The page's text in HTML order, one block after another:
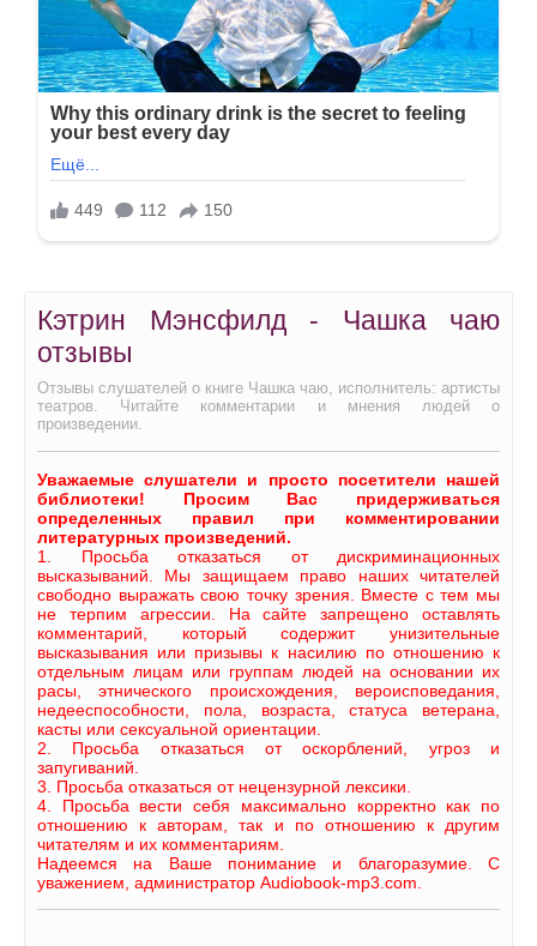
Кэтрин Мэнсфилд - Чашка чаю
отзывы
Отзывы слушателей о книге Чашка чаю, исполнитель: артисты
театров. Читайте комментарии и мнения людей о
произведении.
Уважаемые слушатели и просто посетители нашей
библиотеки! Просим Вас придерживаться
определенных правил при комментировании
литературных произведений.
1. Просьба отказаться от дискриминационных
высказываний. Мы защищаем право наших читателей
свободно выражать свою точку зрения. Вместе с тем мы
не терпим агрессии. На сайте запрещено оставлять
комментарий, который содержит унизительные
высказывания или призывы к насилию по отношению к
отдельным лицам или группам людей на основании их
расы, этнического происхождения, вероисповедания,
недееспособности, пола, возраста, статуса ветерана,
касты или сексуальной ориентации.
2. Просьба отказаться от оскорблений, угроз и
запугиваний.
3. Просьба отказаться от нецензурной лексики.
4. Просьба вести себя максимально корректно как по
отношению к авторам, так и по отношению к другим
читателям и их комментариям.
Надеемся на Ваше понимание и благоразумие. С
уважением, администратор Audiobook-mp3.com.